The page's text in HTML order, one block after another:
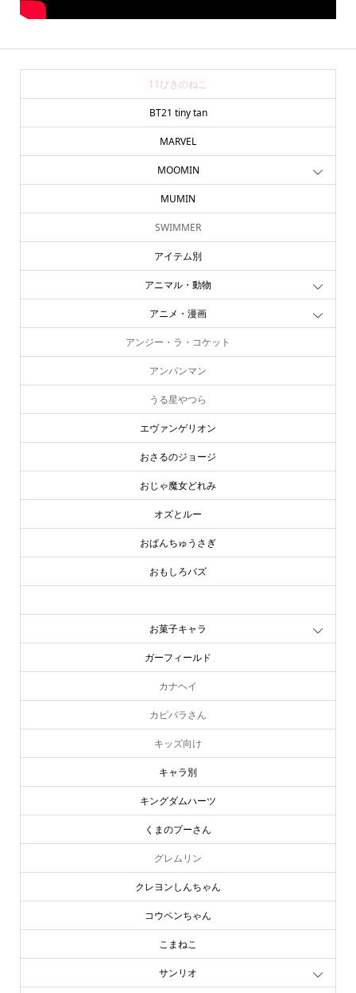
11ぴきのねこ
BT21 tiny tan
アイテム別
アニマル・動物
アニメ・漫画
アンジー・ラ・コケット
アンパンマン
うる星やつら
エヴァンゲリオン
おさるのジョージ
おじゃ魔女どれみ
オズとルー
おぱんちゅうさぎ
おもしろバズ
お菓子キャラ
ガーフィールド
カナヘイ
カピバラさん
キッズ向け
キャラ別
キングダムハーツ
くまのプーさん
グレムリン
クレヨンしんちゃん
コウペンちゃん
こまねこ
サンリオ